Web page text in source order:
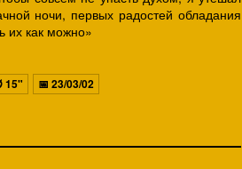
ночи, первых радостей обладания
их как можно»
15" 📅 23/03/02